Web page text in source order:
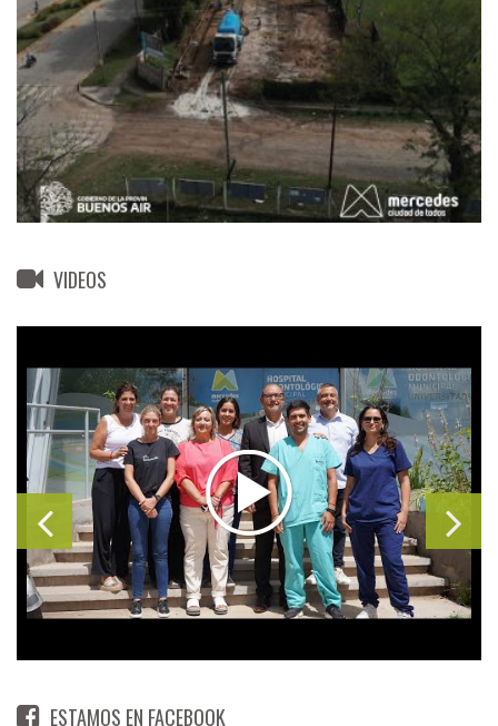
VIDEOS
ESTAMOS EN FACEBOOK